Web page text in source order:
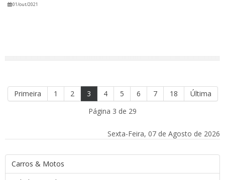
01/out/2021
Primeira 1 2 3 4 5 6 7 18
Última
Página 3 de 29
Sexta-Feira, 07 de Agosto de 2026
Carros & Motos